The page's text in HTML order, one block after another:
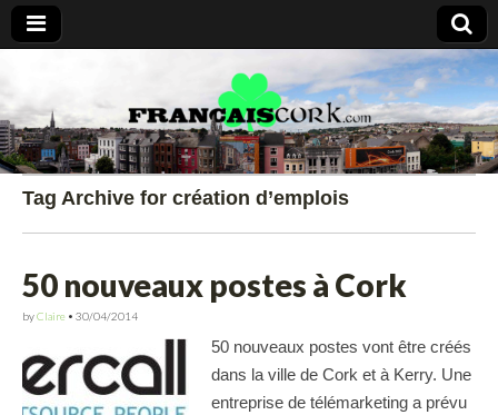
Francais Cork
Tag Archive for création d’emplois
50 nouveaux postes à Cork
byClaire • 30/04/2014
50 nouveaux postes vont être créés
dans la ville de Cork et à Kerry. Une
entreprise de télémarketing a prévu